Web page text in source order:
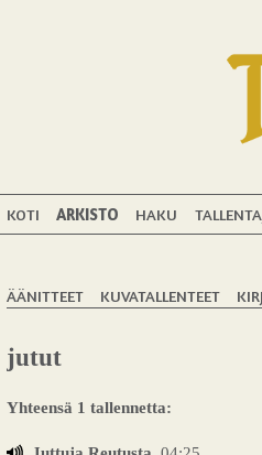
KOTI ARKISTO HAKU
ÄÄNITTEET KUVATALLENTEET
jutut
Yhteensä 1 tallennetta: